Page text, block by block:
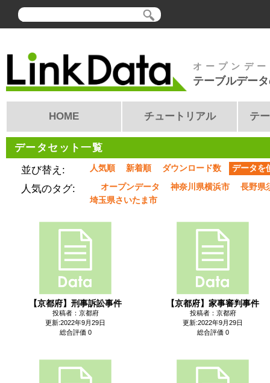
オープンデ
テーブルデー
HOME チュートリアル テ
データセット一覧
並び替え:
人気順 新着順 ダウンロード数 データを
人気のタグ: オープンデータ 神奈川県横浜市
長野県
埼玉県さいたま市
【京都府】刑事訴訟事件
投稿者：京都府
更新:2022年9月29日
総合評価 0
【京都府】家事審判事件
投稿者：京都府
更新:2022年9月29日
総合評価 0